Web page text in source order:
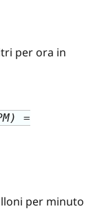
per ora in
=
per minuto